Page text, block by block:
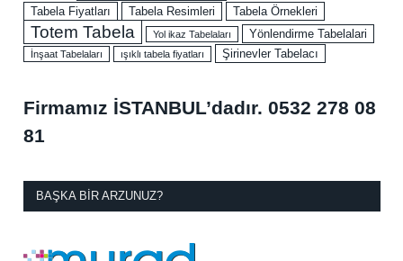
Tabela Fiyatları Tabela Resimleri Tabela Örnekleri
Totem Tabela Yol ikaz Tabelaları Yönlendirme Tabelalari
İnşaat Tabelaları ışıklı tabela fiyatları Şirinevler Tabelacı
Firmamız İSTANBUL’dadır. 0532 278 08
81
BAŞKA BIR ARZUNUZ?